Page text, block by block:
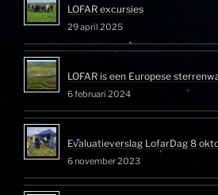
LOFAR excursies
29 april 2025
LOFAR is een Europese
6 februari 2024
Evaluatieverslag LofarDag 8
6 november 2023